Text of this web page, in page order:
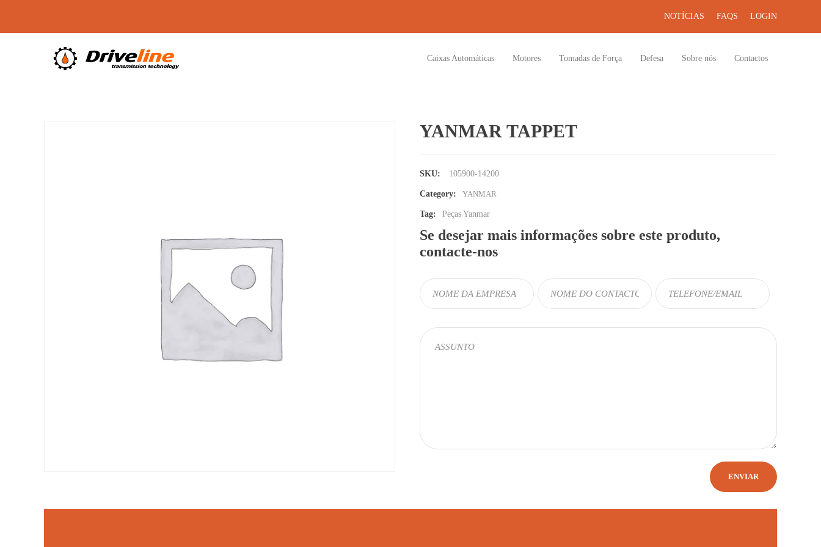
NOTÍCIAS FAQS LOGIN
Caixas Automáticas Motores Tomadas de Força Defesa Sobre nós Contactos
YANMAR TAPPET
SKU: 105900-14200
Category: YANMAR
Tag: Peças Yanmar
Se desejar mais informações sobre este produto,
contacte-nos